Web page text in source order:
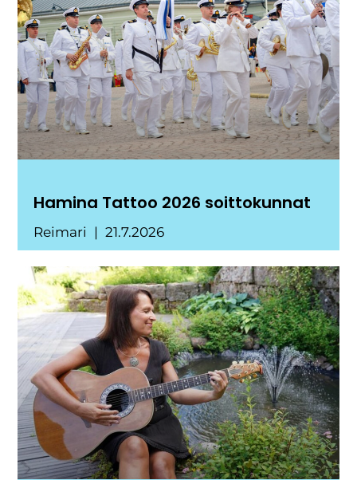
Hamina Tattoo 2026 soittokunnat
Reimari 21.7.2026